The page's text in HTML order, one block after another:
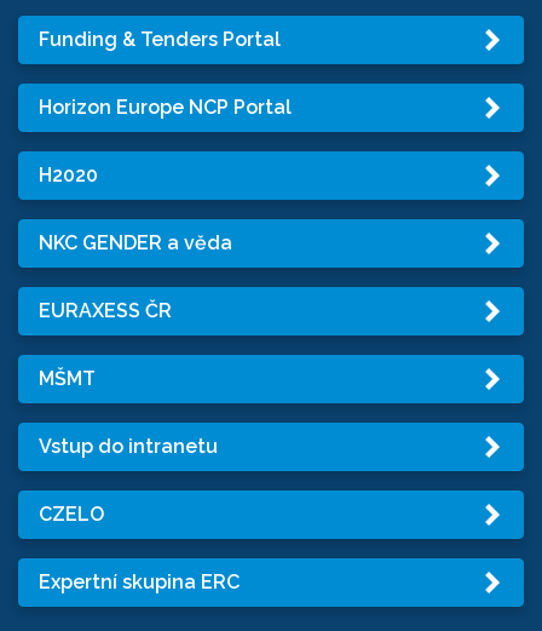
Funding & Tenders Portal
Horizon Europe NCP Portal
H2020
NKC GENDER a věda
EURAXESS ČR
MŠMT
Vstup do intranetu
CZELO
Expertní skupina ERC